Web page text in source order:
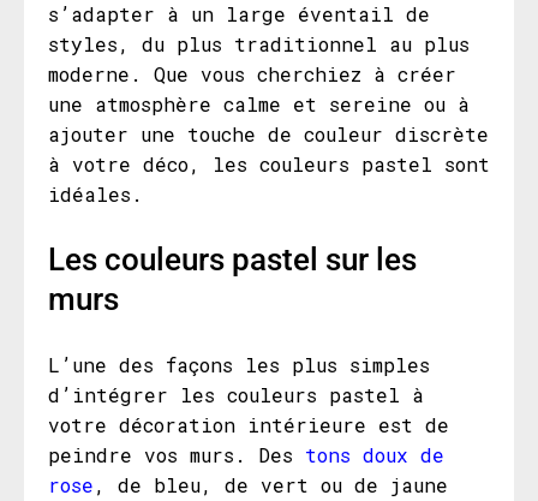
s’adapter à un large éventail de
styles, du plus traditionnel au plus
moderne. Que vous cherchiez à créer
une atmosphère calme et sereine ou à
ajouter une touche de couleur discrète
à votre déco, les couleurs pastel sont
idéales.
Les couleurs pastel sur les
murs
L’une des façons les plus simples
d’intégrer les couleurs pastel à
votre décoration intérieure est de
peindre vos murs. Des tons doux de
rose, de bleu, de vert ou de jaune